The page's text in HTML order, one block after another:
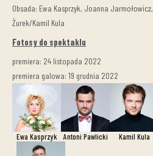
Obsada: Ewa Kasprzyk, Joanna
Żurek/Kamil Kula
Fotosy do spektaklu
premiera: 24 listopada 2022
premiera galowa: 19 grudnia 2022
Ewa Kasprzyk Antoni Pawlicki Kamil Kula